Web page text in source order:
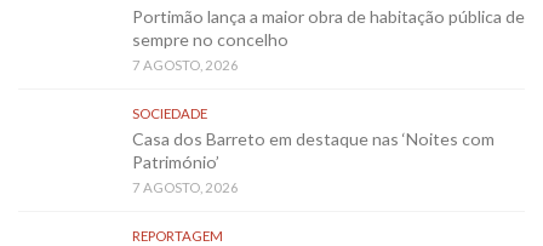
Portimão lança a maior obra de habitação pública de
sempre no concelho
7 AGOSTO, 2026
SOCIEDADE
Casa dos Barreto em destaque nas ‘Noites com
Património’
7 AGOSTO, 2026
REPORTAGEM